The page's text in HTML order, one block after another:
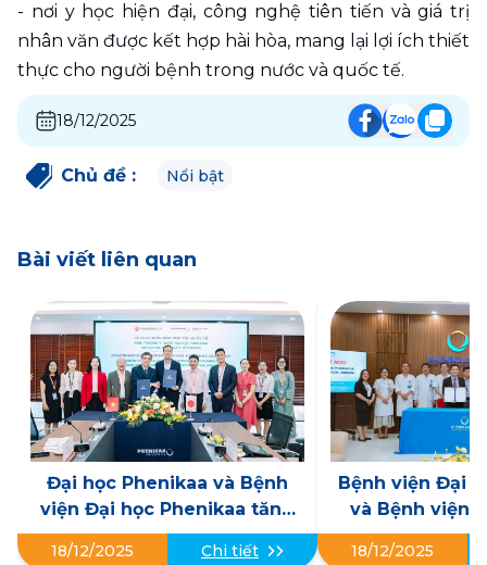
- nơi y học hiện đại, công nghệ tiên tiến và giá trị
nhân văn được kết hợp hài hòa, mang lại lợi ích thiết
thực cho người bệnh trong nước và quốc tế.
18/12/2025
Chủ đề : Nổi bật
Bài viết liên quan
Đại học Phenikaa và Bệnh
viện Đại học Phenikaa tăng
cường hợp tác Y tế toàn diện
18/12/2025 Chi tiết
Bệnh viện Đại
và Bệnh viện
Gòn - Nam
18/12/2025